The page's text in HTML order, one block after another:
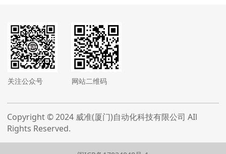
关注公众号 网站二维码
Copyright © 2024 威准(厦门)自动化科技有限公司 AIl
Rights Reserved.